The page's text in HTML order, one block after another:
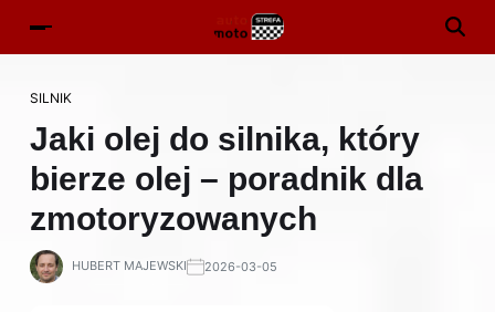
SILNIK
Jaki olej do silnika, który
bierze olej – poradnik dla
zmotoryzowanych
HUBERT MAJEWSKI 2026-03-05